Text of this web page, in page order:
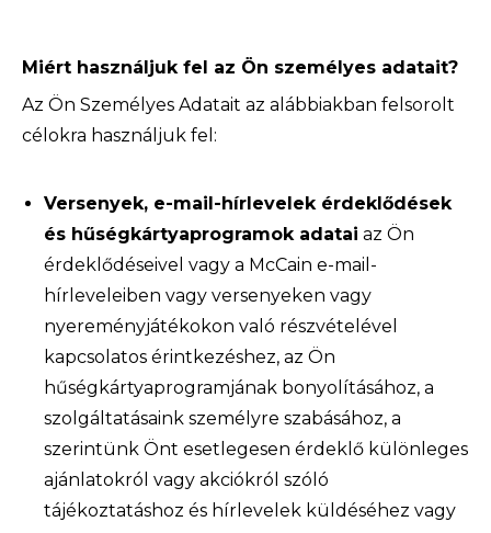
Miért használjuk fel az Ön személyes adatait?
Az Ön Személyes Adatait az alábbiakban felsorolt
célokra használjuk fel:
Versenyek, e-mail-hírlevelek érdeklődések
és hűségkártyaprogramok adatai az Ön
érdeklődéseivel vagy a McCain e-mail-
hírleveleiben vagy versenyeken vagy
nyereményjátékokon való részvételével
kapcsolatos érintkezéshez, az Ön
hűségkártyaprogramjának bonyolításához, a
szolgáltatásaink személyre szabásához, a
szerintünk Önt esetlegesen érdeklő különleges
ajánlatokról vagy akciókról szóló
tájékoztatáshoz és hírlevelek küldéséhez vagy